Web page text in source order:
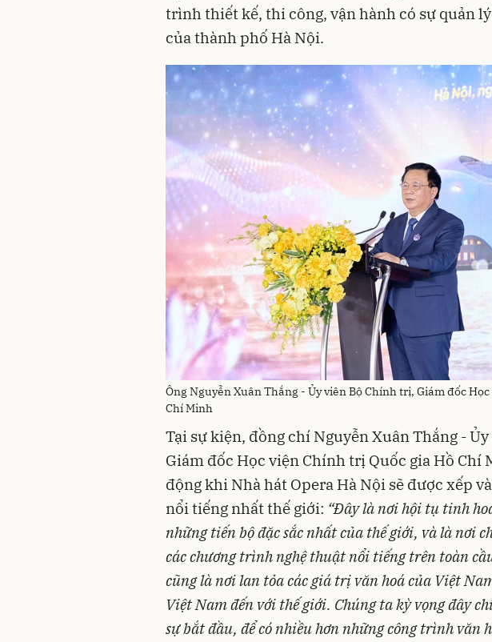
trình thiết kế, thi công, vận hành có sự quản
của thành phố Hà Nội.
Ông Nguyễn Xuân Thắng - Ủy viên Bộ Chính trị, Giám đốc
Chí Minh
Tại sự kiện, đồng chí Nguyễn Xuân Thắng -
Giám đốc Học viện Chính trị Quốc gia Hồ Chí
động khi Nhà hát Opera Hà Nội sẽ được xếp
nổi tiếng nhất thế giới: “Đây là nơi hội tụ tinh
những tiến bộ đặc sắc nhất của thế giới, và là nơi
các chương trình nghệ thuật nổi tiếng trên toàn
cũng là nơi lan tỏa các giá trị văn hoá của Việt
Việt Nam đến với thế giới. Chúng ta kỳ vọng đây
sự bắt đầu, để có nhiều hơn những công trình văn